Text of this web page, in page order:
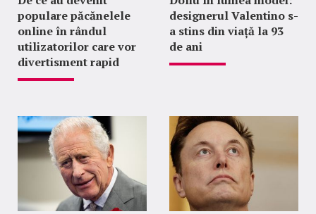
populare păcănelele
online în rândul
utilizatorilor care vor
divertisment rapid
designerul Valentino s-
a stins din viață la 93
de ani